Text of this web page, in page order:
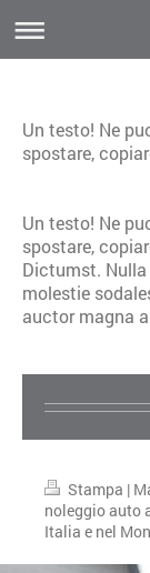
Un testo! Ne
spostare,
Un testo! Ne
spostare,
Dictumst.
molestie
auctor magna
Stampa |
noleggio auto
Italia e nel